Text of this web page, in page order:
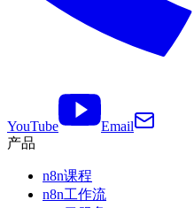
YouTube
Email
产品
n8n课程
n8n工作流